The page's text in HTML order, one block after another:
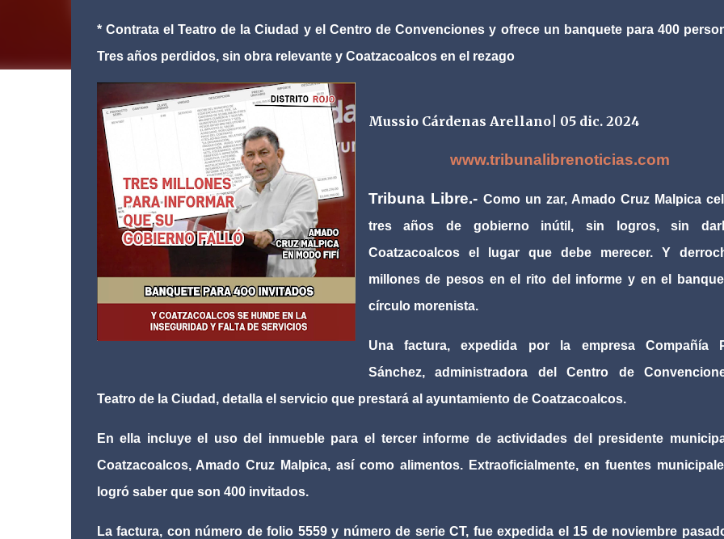
* Contrata el Teatro de la Ciudad y el Centro de Convenciones y ofrece un banquete para 400
Tres años perdidos, sin obra relevante y Coatzacoalcos en el rezago
Mussio Cárdenas Arellano| 05 dic. 2024
www.tribunalibrenoticias.com
Tribuna Libre.- Como un zar, Amado Cruz Malpica
tres años de gobierno inútil, sin logros, sin
Coatzacoalcos el lugar que debe merecer. Y
millones de pesos en el rito del informe y en el
círculo morenista.
Una factura, expedida por la empresa Compañía
Sánchez, administradora del Centro de
Teatro de la Ciudad, detalla el servicio que prestará al ayuntamiento de Coatzacoalcos.
En ella incluye el uso del inmueble para el tercer informe de actividades del presidente
Coatzacoalcos, Amado Cruz Malpica, así como alimentos. Extraoficialmente, en fuentes
logró saber que son 400 invitados.
La factura, con número de folio 5559 y número de serie CT, fue expedida el 15 de noviembre